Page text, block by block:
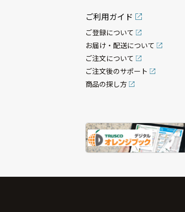
ご利用ガイド
ご登録について
お届け・配送について
ご注文について
ご注文後のサポート
商品の探し方